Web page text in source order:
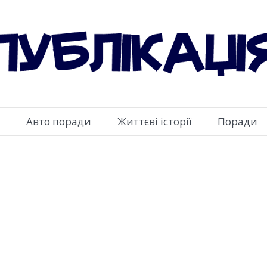
Авто поради Життєві історії Поради